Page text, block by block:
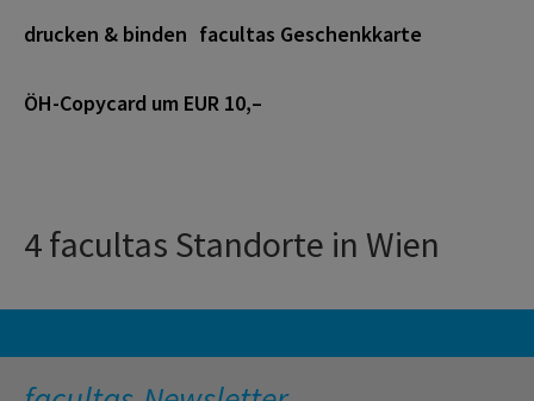
drucken & binden facultas Geschenkkarte
ÖH-Copycard um EUR 10,–
4 facultas Standorte in Wien